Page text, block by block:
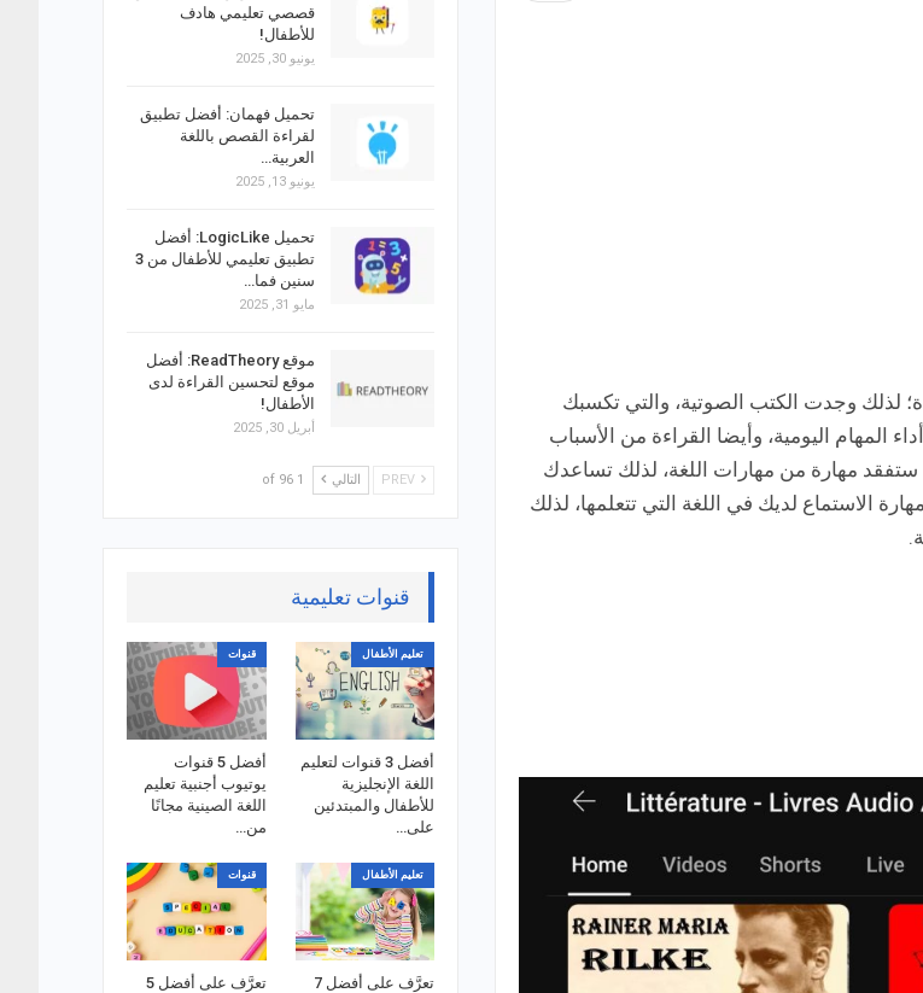
لذلك وجدت الكتب الصوتية، والتي تكسبك
المهام اليومية، وأيضا القراءة من الأسباب
مهارة من مهارات اللغة، لذلك تساعدك
الاستماع لديك في اللغة التي تتعلمها، لذلك
قصصي تعليمي هادف
للأطفال!
يونيو 30, 2025
تحميل فهمان: أفضل تطبيق
لقراءة القصص باللغة
العربية…
يونيو 13, 2025
تحميل LogicLike: أفضل
تطبيق تعليمي للأطفال من 3
سنين فما…
مايو 31, 2025
موقع ReadTheory: أفضل
موقع لتحسين القراءة لدى
الأطفال!
أبريل 30, 2025
التالي 1 of 96
قنوات تعليمية
تعليم الأطفال
أفضل 3 قنوات لتعليم
اللغة الإنجليزية
للأطفال والمبتدئين
على…
قنوات
أفضل 5 قنوات
يوتيوب أجنبية تعليم
اللغة الصينية مجانًا
من…
تعليم الأطفال
تعرَّف على أفضل 7
قنوات
تعرَّف على أفضل 5